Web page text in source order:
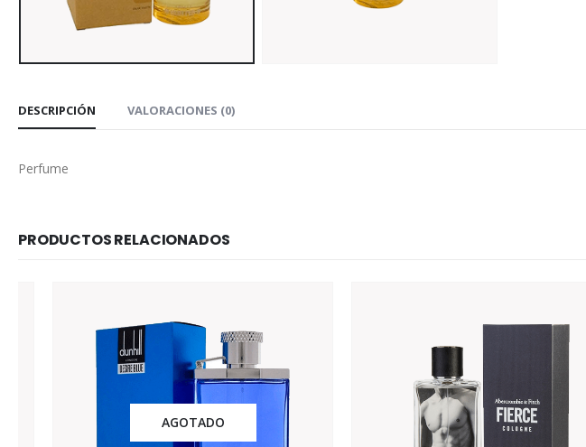
DESCRIPCIÓN VALORACIONES (0)
Perfume
PRODUCTOS RELACIONADOS
AGOTADO